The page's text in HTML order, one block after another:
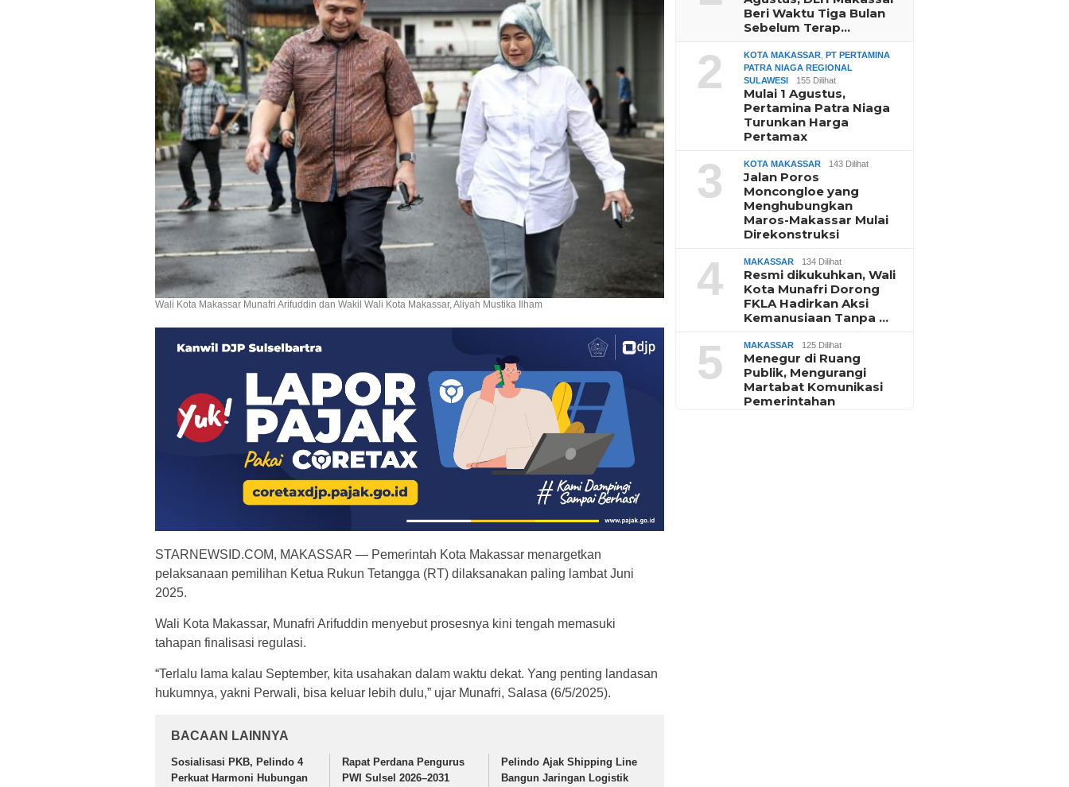
Wali Kota Makassar Munafri Arifuddin dan Wakil Wali Kota Makassar, Aliyah Mustika Ilham
STARNEWSID.COM, MAKASSAR — Pemerintah Kota Makassar menargetkan
pelaksanaan pemilihan Ketua Rukun Tetangga (RT) dilaksanakan paling lambat Juni
2025.
Wali Kota Makassar, Munafri Arifuddin menyebut prosesnya kini tengah memasuki
tahapan finalisasi regulasi.
“Terlalu lama kalau September, kita usahakan dalam waktu dekat. Yang penting landasan
hukumnya, yakni Perwali, bisa keluar lebih dulu,” ujar Munafri, Salasa (6/5/2025).
BACAAN LAINNYA
Sosialisasi PKB, Pelindo 4
Perkuat Harmoni Hubungan
Rapat Perdana Pengurus
PWI Sulsel 2026–2031
Pelindo Ajak Shipping Line
Bangun Jaringan Logistik
Beri Waktu Tiga Bulan
Sebelum Terap…
2 KOTA MAKASSAR ,PT PERTAMINA
PATRA NIAGA REGIONAL
SULAWESI
155 Dilihat
Mulai 1 Agustus,
Pertamina Patra Niaga
Turunkan Harga
Pertamax
3 KOTA MAKASSAR 143 Dilihat
Jalan Poros
Moncongloe yang
Menghubungkan
Maros-Makassar Mulai
Direkonstruksi
4 MAKASSAR 134 Dilihat
Resmi dikukuhkan, Wali
Kota Munafri Dorong
FKLA Hadirkan Aksi
Kemanusiaan Tanpa …
5 MAKASSAR 125 Dilihat
Menegur di Ruang
Publik, Mengurangi
Martabat Komunikasi
Pemerintahan